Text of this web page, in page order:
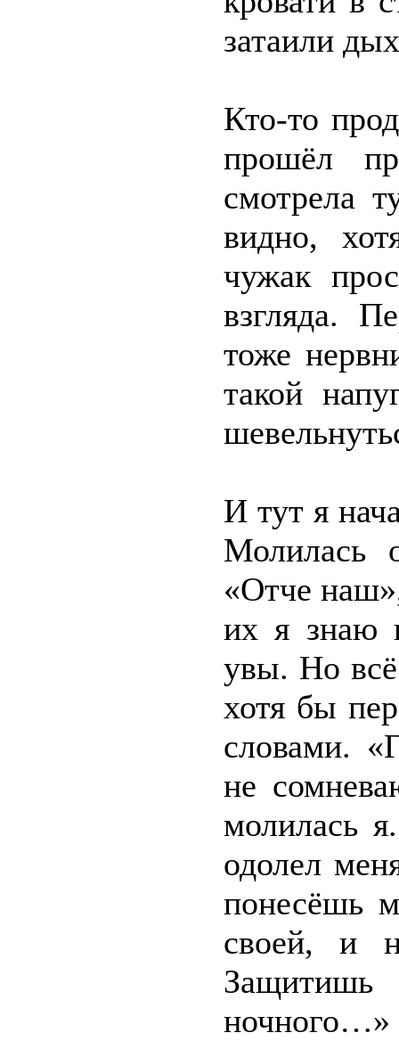
затаили
Кто-то
прошёл
смотрела
видно,
чужак
взгляда.
тоже
такой
И тут я
Молилась
«Отче
их я знаю
увы. Но всё
хотя бы
словами.
не
молилась
одолел
понесёшь
своей, и
ночного…»